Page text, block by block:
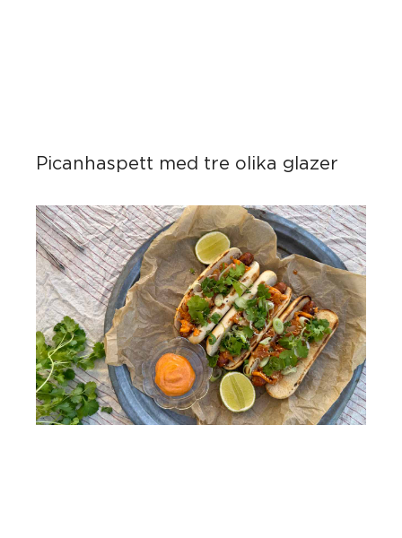
Picanhaspett med tre olika glazer